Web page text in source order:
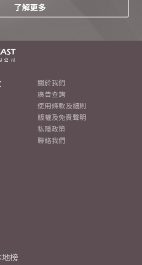
了解更多
榜
關於我們
廣告查詢
使用條款及細則
版權及免責聲明
私隱政策
聯絡我們